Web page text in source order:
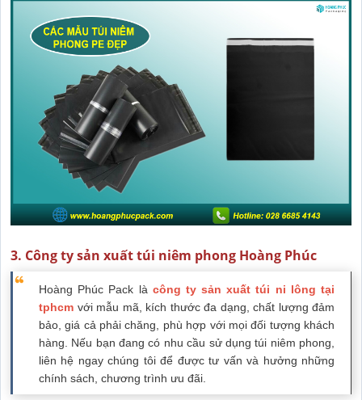
3. Công ty sản xuất túi niêm phong Hoàng Phúc
Hoàng Phúc Pack là công ty sản xuất túi ni lông tại
tphcm với mẫu mã, kích thước đa dạng, chất lượng đảm
bảo, giá cả phải chăng, phù hợp với mọi đối tượng khách
hàng. Nếu bạn đang có nhu cầu sử dụng túi niêm phong,
liên hệ ngay chúng tôi để được tư vấn và hưởng những
chính sách, chương trình ưu đãi.